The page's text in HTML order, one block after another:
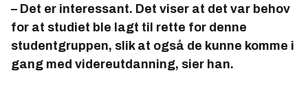
– Det er interessant. Det viser at det var behov
for at studiet ble lagt til rette for denne
studentgruppen, slik at også de kunne komme i
gang med videreutdanning, sier han.